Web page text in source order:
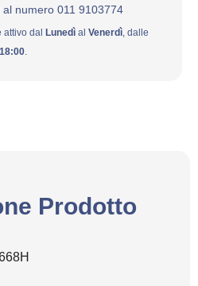
al numero 011 9103774
attivo dal Lunedì al Venerdì, dalle
18:00.
Prodotto